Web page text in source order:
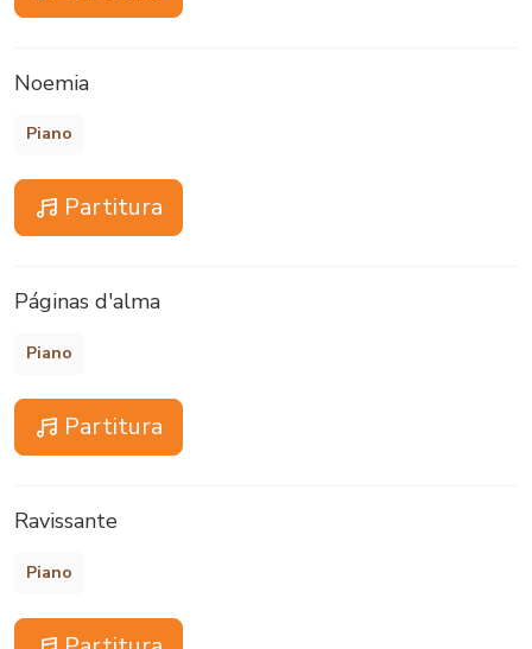
Noemia
Piano
Partitura
Páginas d'alma
Piano
Partitura
Ravissante
Piano